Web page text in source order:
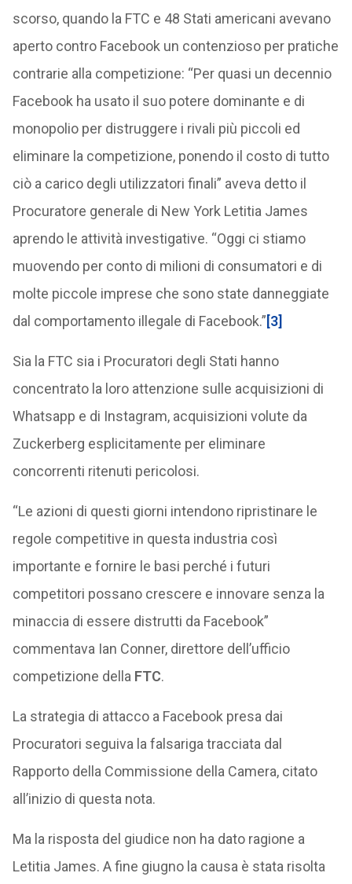
scorso, quando la FTC e 48 Stati americani avevano
aperto contro Facebook un contenzioso per pratiche
contrarie alla competizione: “Per quasi un decennio
Facebook ha usato il suo potere dominante e di
monopolio per distruggere i rivali più piccoli ed
eliminare la competizione, ponendo il costo di tutto
ciò a carico degli utilizzatori finali” aveva detto il
Procuratore generale di New York Letitia James
aprendo le attività investigative. “Oggi ci stiamo
muovendo per conto di milioni di consumatori e di
molte piccole imprese che sono state danneggiate
dal comportamento illegale di Facebook.”[3]
Sia la FTC sia i Procuratori degli Stati hanno
concentrato la loro attenzione sulle acquisizioni di
Whatsapp e di Instagram, acquisizioni volute da
Zuckerberg esplicitamente per eliminare
concorrenti ritenuti pericolosi.
“Le azioni di questi giorni intendono ripristinare le
regole competitive in questa industria così
importante e fornire le basi perché i futuri
competitori possano crescere e innovare senza la
minaccia di essere distrutti da Facebook”
commentava Ian Conner, direttore dell’ufficio
competizione della FTC.
La strategia di attacco a Facebook presa dai
Procuratori seguiva la falsariga tracciata dal
Rapporto della Commissione della Camera, citato
all’inizio di questa nota.
Ma la risposta del giudice non ha dato ragione a
Letitia James. A fine giugno la causa è stata risolta